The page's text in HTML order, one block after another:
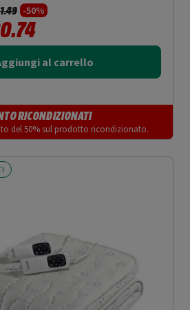
ridotto da
a-50%
al carrello
RICONDIZIONATI
del 50% sul prodotto ricondizionato.